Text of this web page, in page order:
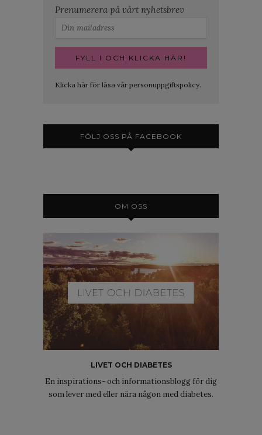
Prenumerera på vårt nyhetsbrev
Klicka här för läsa vår personuppgiftspolicy.
FÖLJ OSS PÅ FACEBOOK
OM OSS
LIVET OCH DIABETES
En inspirations- och informationsblogg för dig
som lever med eller nära någon med diabetes.